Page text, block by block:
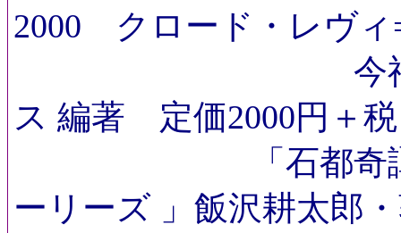
2000 クロード・レヴィ
今福龍太＋サ
ス 編著 定価2000円＋税
「石都奇譚集
ーリーズ 」飯沢耕太郎